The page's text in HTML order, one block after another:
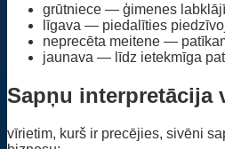
grūtniece — ģimenes
līgava — piedalīties
neprecēta meitene —
jaunava — līdz ietekmīga
Sapņu interpretācija
vīrietim, kurš ir precējies, sivēni